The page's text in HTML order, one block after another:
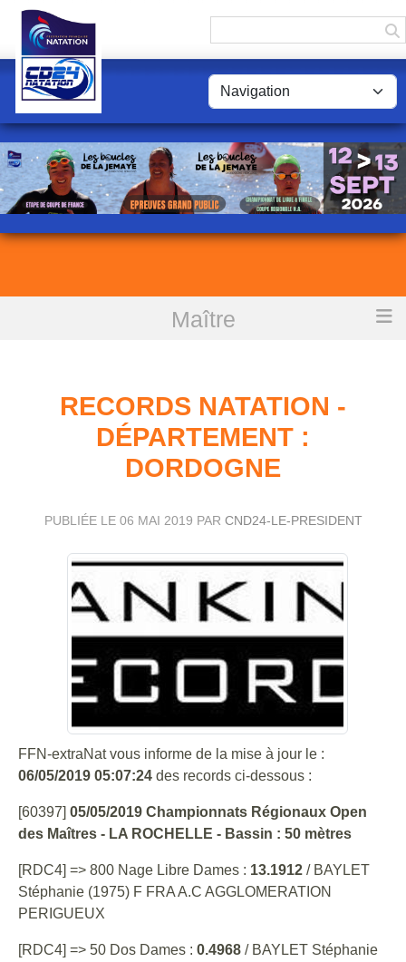
Maître
Records Natation - Département : DORDOGNE
RECORDS NATATION -
DÉPARTEMENT :
DORDOGNE
PUBLIÉE LE 06 MAI 2019 PAR CND24-LE-PRESIDENT
FFN-extraNat vous informe de la mise à jour le :
06/05/2019 05:07:24 des records ci-dessous :
[60397] 05/05/2019 Championnats Régionaux Open
des Maîtres - LA ROCHELLE - Bassin : 50 mètres
[RDC4] => 800 Nage Libre Dames : 13.1912 / BAYLET
Stéphanie (1975) F FRA A.C AGGLOMERATION
PERIGUEUX
[RDC4] => 50 Dos Dames : 0.4968 / BAYLET Stéphanie
Panneau de gestion des cookies